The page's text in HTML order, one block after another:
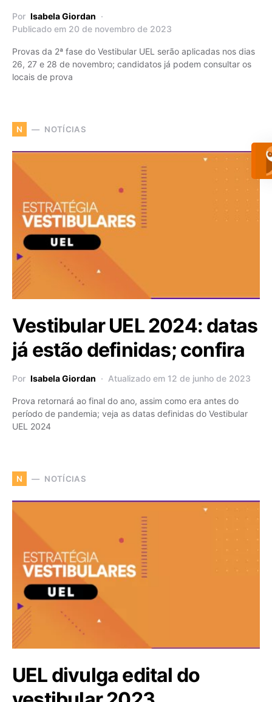
Por Isabela Giordan
Publicado em 20 de novembro de 2023
Provas da 2ª fase do Vestibular UEL serão aplicadas nos dias
26, 27 e 28 de novembro; candidatos já podem consultar os
locais de prova
N NOTÍCIAS
Vestibular UEL 2024: datas
já estão definidas; confira
Por Isabela Giordan Atualizado em 12 de junho de 2023
Prova retornará ao final do ano, assim como era antes do
período de pandemia; veja as datas definidas do Vestibular
UEL 2024
N NOTÍCIAS
UEL divulga edital do